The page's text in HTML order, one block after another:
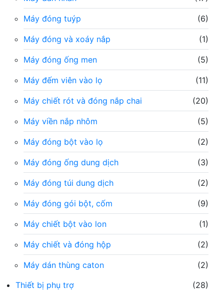
Máy đóng tuýp (6)
Máy đóng và xoáy nắp (1)
Máy đóng ống men (5)
Máy đếm viên vào lọ (11)
Máy chiết rót và đóng nắp chai (20)
Máy viền nắp nhôm (5)
Máy đóng bột vào lọ (2)
Máy đóng ống dung dịch (3)
Máy đóng túi dung dịch (2)
Máy đóng gói bột, cốm (9)
Máy chiết bột vào lon (1)
Máy chiết và đóng hộp (2)
Máy dán thùng caton
(2)
Thiết bị phụ trợ
(28)